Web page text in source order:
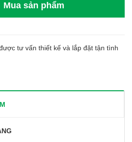
Mua sản phẩm
tư vấn thiết kế và lắp đặt tận tình